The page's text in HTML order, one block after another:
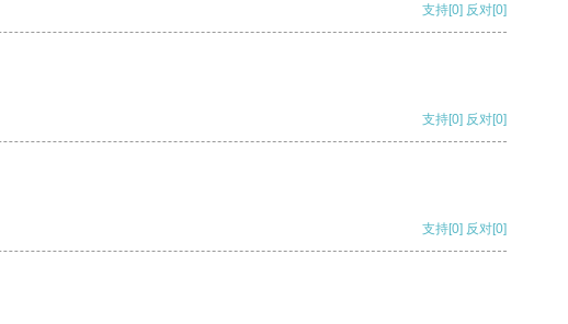
支持[0] 反对[0]
支持[0] 反对[0]
支持[0] 反对[0]